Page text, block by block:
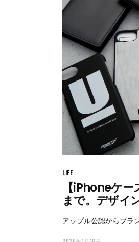
LIFE
【iPhoneケ
まで。デザイ
アップル公認からブラ